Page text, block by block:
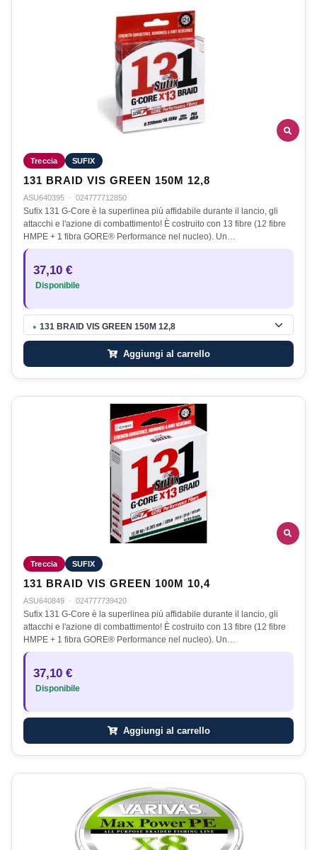
Treccia SUFIX
131 BRAID VIS GREEN 150M 12,8
ASU640395 · 024777712850
Sufix 131 G-Core è la superlinea più affidabile durante il lancio, gli
attacchi e l'azione di combattimento! È costruito con 13 fibre (12 fibre
HMPE + 1 fibra GORE® Performance nel nucleo). Un…
37,10 €
Disponibile
● 131 BRAID VIS GREEN 150M 12,8
Aggiungi al carrello
Treccia SUFIX
131 BRAID VIS GREEN 100M 10,4
ASU640849 · 024777739420
Sufix 131 G-Core è la superlinea più affidabile durante il lancio, gli
attacchi e l'azione di combattimento! È costruito con 13 fibre (12 fibre
HMPE + 1 fibra GORE® Performance nel nucleo). Un…
37,10 €
Disponibile
Aggiungi al carrello